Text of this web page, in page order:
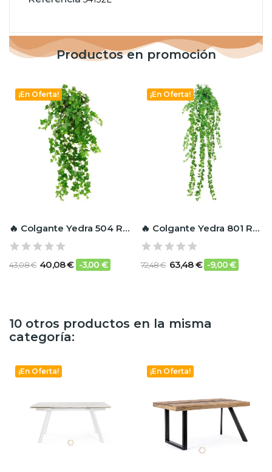
Productos en promoción
¡En Oferta!
🔥 Colgante Yedra 504 RF Ignífugo
43,08 € 40,08 € -3,00 €
¡En Oferta!
🔥 Colgante Yedra 801 RF Ignífugo
72,48 € 63,48 € -9,00 €
10 otros productos en la misma
categoría:
¡En Oferta! ¡En Oferta!